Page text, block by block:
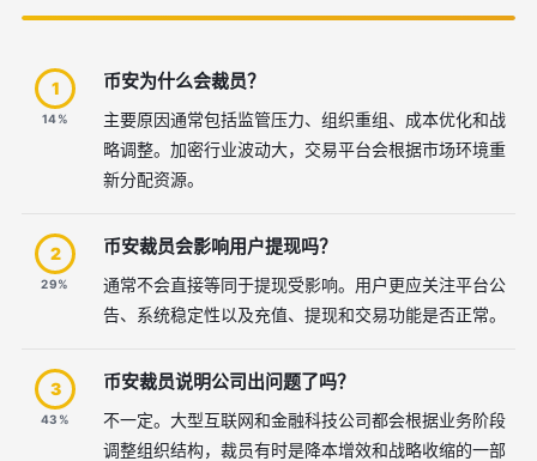
1
14%
币安为什么会裁员？
主要原因通常包括监管压力、组织重组、成本优化和战
略调整。加密行业波动大，交易平台会根据市场环境重
新分配资源。
2
29%
币安裁员会影响用户提现吗？
通常不会直接等同于提现受影响。用户更应关注平台公
告、系统稳定性以及充值、提现和交易功能是否正常。
3
43%
币安裁员说明公司出问题了吗？
不一定。大型互联网和金融科技公司都会根据业务阶段
调整组织结构，裁员有时是降本增效和战略收缩的一部